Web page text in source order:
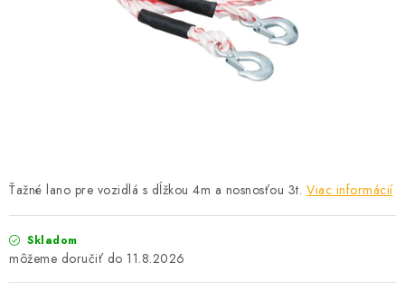
BALENIE A EXPEDÍCIA
Ako nakupovať
Ochrana osobných údajov
Ťažné lano pre vozidlá s dĺžkou 4m a nosnosťou 3t. Viac informácií
Skladom
11.8.2026